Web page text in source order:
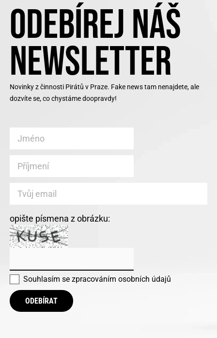
ODEBÍREJ NÁŠ
NEWSLETTER
Novinky z činnosti Pirátů v Praze. Fake news tam nenajdete, ale
dozvíte se, co chystáme doopravdy!
opište písmena z obrázku:
Souhlasím se zpracováním osobních údajů
ODEBÍRAT